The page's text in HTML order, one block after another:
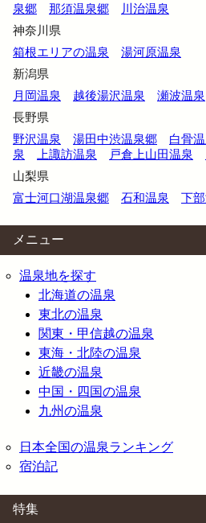
泉郷
那須温泉郷
川治温泉
神奈川県
箱根エリアの温泉
湯河原温泉
新潟県
月岡温泉
越後湯沢温泉
瀬波温泉
長野県
野沢温泉
湯田中渋温泉郷 白骨
泉
上諏訪温泉 戸倉上山田温泉
山梨県
富士河口湖温泉郷
石和温泉 下
メニュー
温泉地を探す
北海道の温泉
東北の温泉
関東・甲信越の温泉
東海・北陸の温泉
近畿の温泉
中国・四国の温泉
九州の温泉
日本全国の温泉ランキング
宿泊記
特集